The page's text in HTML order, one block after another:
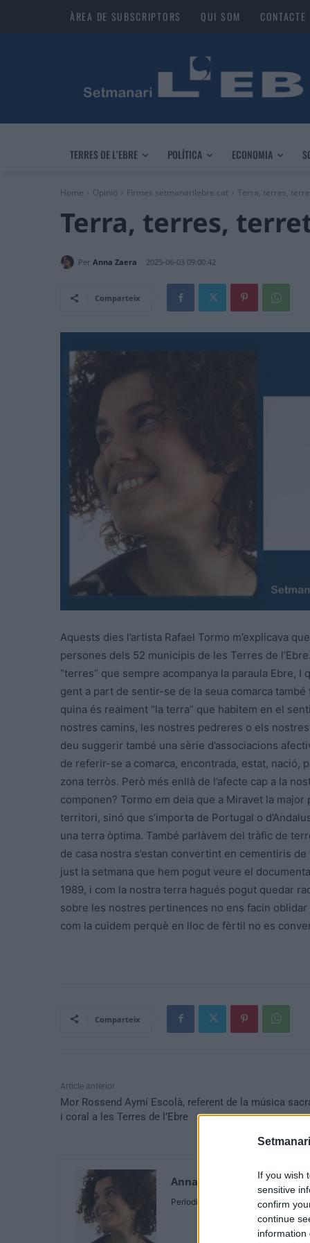
If you wish
sensitive
confirm
continue
information
ÀREA DE SUBSCRIPTORS QUI SOM CONTACTE
TERRES DE L’EBRE POLÍTICA ECONOMIA
Home Opinió Firmes setmanarilebre.cat Terra, terres,
Terra, terres,
Per Anna Zaera 2025-06-03 09:00:42
Comparteix
Aquests dies l’artista Rafael Tormo m’explicava
persones dels 52 municipis de les Terres de
“terres” que sempre acompanya la paraula Ebre,
gent a part de sentir-se de la seua comarca
quina és realment “la terra” que habitem en el
nostres camins, les nostres pedreres o els
deu suggerir també una sèrie d’associacions
de referir-se a comarca, encontrada, estat,
zona terròs. Però més enllà de l’afecte cap a la
componen? Tormo em deia que a Miravet la
territori, sinó que s’importa de Portugal o
una terra òptima. També parlàvem del tràfic de
de casa nostra s’estan convertint en cementiris
just la setmana que hem pogut veure el
1989, i com la nostra terra hagués pogut quedar
sobre les nostres pertinences no ens facin
com la cuidem perquè en lloc de fèrtil no es
Comparteix
Article anterior
Mor Rossend Aymí Escolà, referent de la música
i coral a les Terres de l’Ebre
Anna Zaera
Periodista